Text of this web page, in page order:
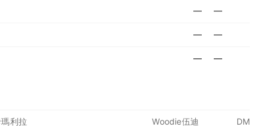
— —
— —
— —
利拉 Woodie伍迪 DM